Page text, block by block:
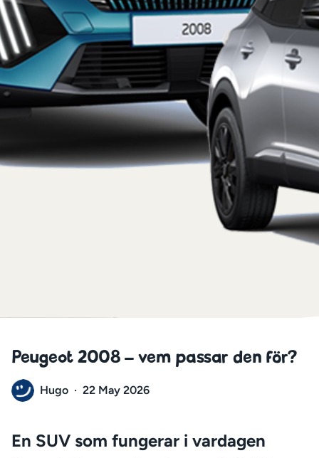
Peugeot 2008 – vem passar den för?
Hugo · 22 May 2026
En SUV som fungerar i vardagen